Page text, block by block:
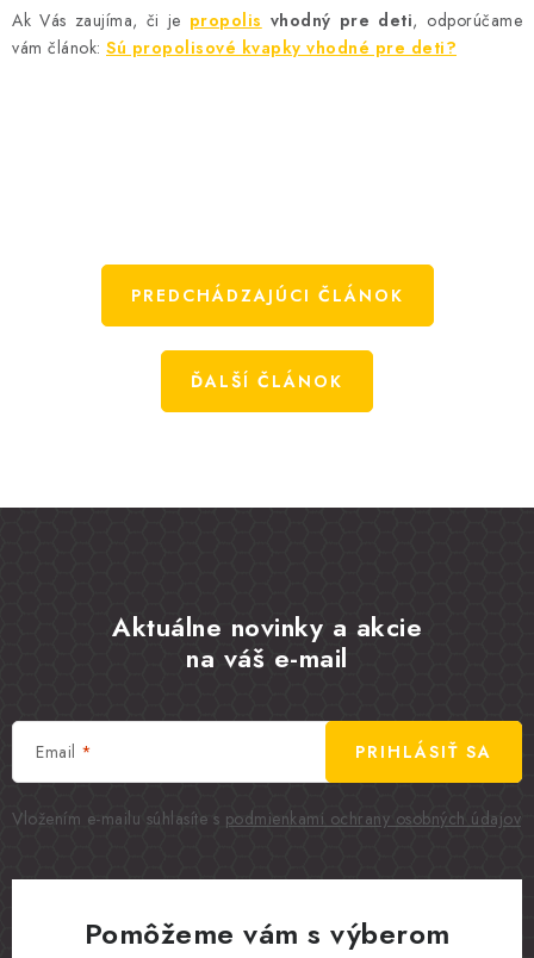
Ak Vás zaujíma, či je propolis vhodný pre deti, odporúčame
vám článok: Sú propolisové kvapky vhodné pre deti?
PREDCHÁDZAJÚCI ČLÁNOK
ĎALŠÍ ČLÁNOK
Aktuálne novinky a akcie
na váš e-mail
Email
Vložením e-mailu súhlasíte s podmienkami ochrany osobných údajov
PRIHLÁSIŤ SA
Pomôžeme vám s výberom